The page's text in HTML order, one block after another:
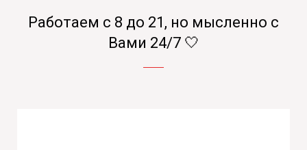
Работаем с 8 до 21, но мысленно с
Вами 24/7 🤍